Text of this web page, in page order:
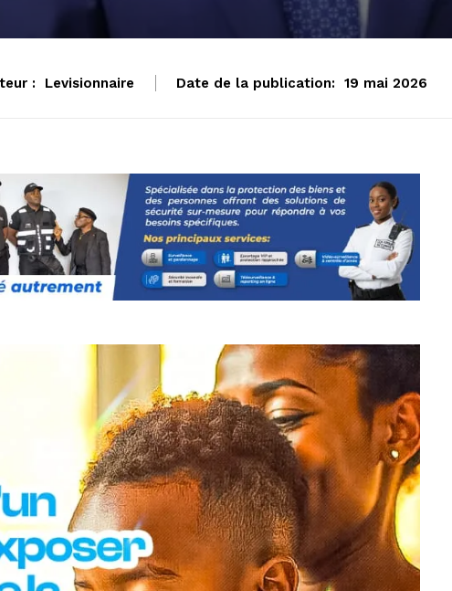
: Levisionnaire Date de la publication: 19 mai 2026